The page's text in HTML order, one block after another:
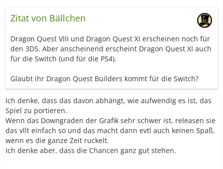
Zitat von Bällchen
Dragon Quest VIII und Dragon Quest XI erscheinen noch für
den 3DS. Aber anscheinend erscheint Dragon Quest XI auch
für die Switch (und für die PS4).
Glaubt ihr Dragon Quest Builders kommt für die Switch?
Ich denke, dass das davon abhängt, wie aufwendig es ist, das
Spiel zu portieren.
Wenn das Downgraden der Grafik sehr schwer ist, releasen sie
das vllt einfach so und das macht dann evtl auch keinen Spaß,
wenn es die ganze Zeit ruckelt.
Ich denke aber, dass die Chancen ganz gut stehen.